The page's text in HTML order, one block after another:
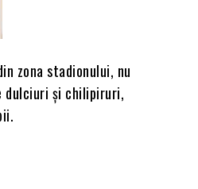
zona stadionului, nu
dulciuri și chilipiruri,